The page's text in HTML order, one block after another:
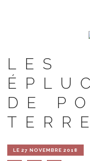
LES
DE
TERRE
LE 27 NOVEMBRE 2018